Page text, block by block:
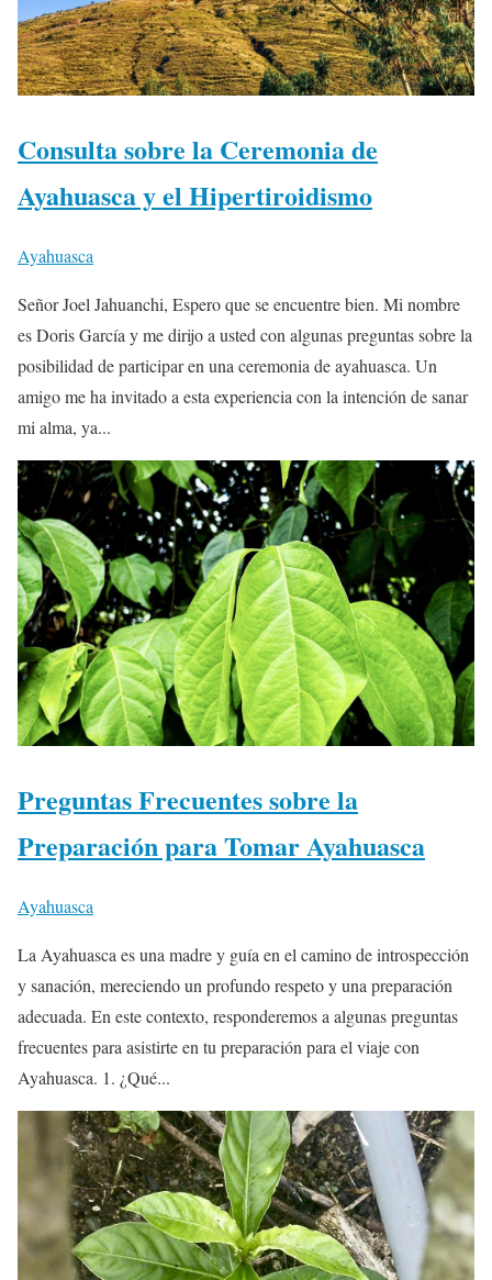
Consulta sobre la Ceremonia de
Ayahuasca y el Hipertiroidismo
Ayahuasca
Señor Joel Jahuanchi, Espero que se encuentre bien. Mi nombre
es Doris García y me dirijo a usted con algunas preguntas sobre la
posibilidad de participar en una ceremonia de ayahuasca. Un
amigo me ha invitado a esta experiencia con la intención de sanar
mi alma, ya...
Preguntas Frecuentes sobre la
Preparación para Tomar Ayahuasca
Ayahuasca
La Ayahuasca es una madre y guía en el camino de introspección
y sanación, mereciendo un profundo respeto y una preparación
adecuada. En este contexto, responderemos a algunas preguntas
frecuentes para asistirte en tu preparación para el viaje con
Ayahuasca. 1. ¿Qué...